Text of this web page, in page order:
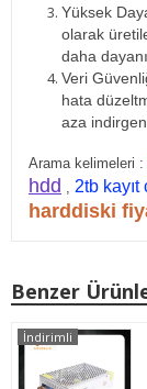
Yüksek
olarak
daha
Veri
hata
aza
Arama kelimeleri :
hdd , 2tb kayıt
harddiski
Benzer
İndirimli